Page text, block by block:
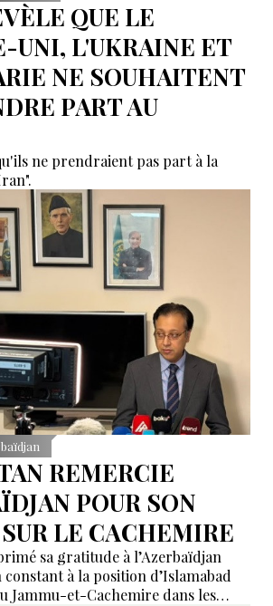
QUE LE
UNI, L'UKRAINE ET
NE SOUHAITENT
PART AU
ne prendraient pas part à la
REMERCIE
POUR SON
LE CACHEMIRE
sa gratitude à l’Azerbaïdjan
à la position d’Islamabad
Jammu-et-Cachemire dans les